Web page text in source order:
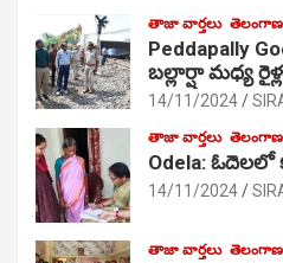
తాజా వార్తలు తెలంగాణ
Peddapally
బల్లార్షా మధ్య
14/11/2024
తాజా వార్తలు తెలంగాణ
Odela: ఓదెలలో
14/11/2024
తాజా వార్తలు తెలంగాణ